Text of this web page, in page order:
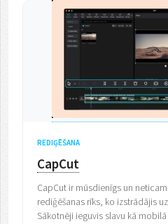
REDIĢĒŠANA
CapCut
CapCut ir mūsdienīgs un
rediģēšanas rīks, ko izstrādājis
Sākotnēji ieguvis slavu kā